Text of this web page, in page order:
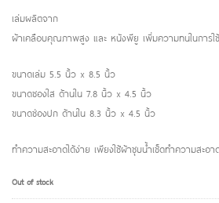
เล่มผลิตจาก
ผ้าเคลือบคุณภาพสูง และ หนังพียู เพิ่มความทนในการใ
ขนาดเล่ม 5.5 นิ้ว x 8.5 นิ้ว
ขนาดซองใส ด้านใน 7.8 นิ้ว x 4.5 นิ้ว
ขนาดช่องปก ด้านใน 8.3 นิ้ว x 4.5 นิ้ว
ทำความสะอาดได้ง่าย เพียงใช้ผ้าชุบน้ำเช็ดทำความสะอา
Out of stock